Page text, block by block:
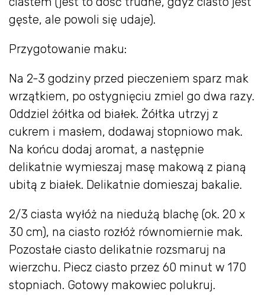
gęste, ale powoli się udaje).
Przygotowanie maku:
Na 2-3 godziny przed pieczeniem sparz mak
wrzątkiem, po ostygnięciu zmiel go dwa razy.
Oddziel żółtka od białek. Żółtka utrzyj z
cukrem i masłem, dodawaj stopniowo mak.
Na końcu dodaj aromat, a następnie
delikatnie wymieszaj masę makową z pianą
ubitą z białek. Delikatnie domieszaj bakalie.
2/3 ciasta wyłóż na niedużą blachę (ok. 20 x
30 cm), na ciasto rozłóż równomiernie mak.
Pozostałe ciasto delikatnie rozsmaruj na
wierzchu. Piecz ciasto przez 60 minut w 170
stopniach. Gotowy makowiec polukruj.